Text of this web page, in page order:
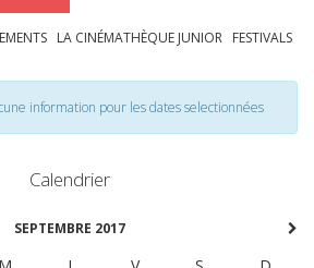
LA CINÉMATHÈQUE JUNIOR FESTIVALS
information pour les dates selectionnées
Calendrier
SEPTEMBRE 2017